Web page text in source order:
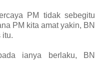
PM tidak sebegitu
PM kita amat yakin, BN
itu.
ianya berlaku, BN